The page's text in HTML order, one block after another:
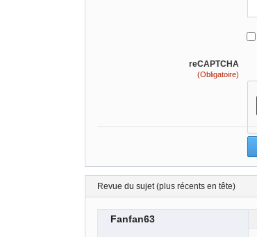
reCAPTCHA
(Obligatoire)
Revue du sujet (plus récents en tête)
Fanfan63